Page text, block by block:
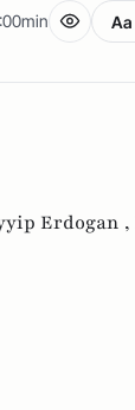
Aa
Erdogan ,